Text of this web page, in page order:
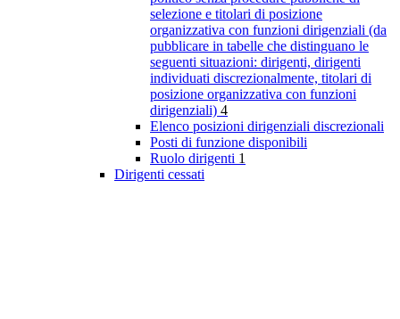
selezione e titolari di posizione
organizzativa con funzioni dirigenziali (da
pubblicare in tabelle che distinguano le
seguenti situazioni: dirigenti, dirigenti
individuati discrezionalmente, titolari di
posizione organizzativa con funzioni
dirigenziali) 4
Elenco posizioni dirigenziali discrezionali
Posti di funzione disponibili
Ruolo dirigenti 1
Dirigenti cessati